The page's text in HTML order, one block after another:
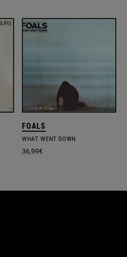
FOALS
WHAT WENT DOWN
36,99€